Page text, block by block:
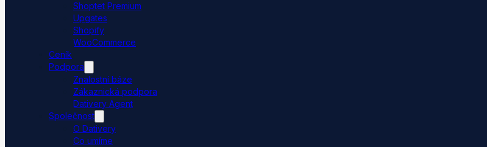
Shoptet Premium
Upgates
Shopify
WooCommerce
Ceník
Podpora
Znalostní báze
Zákaznická podpora
Dativery Agent
Společnost
O Dativery
Co umíme